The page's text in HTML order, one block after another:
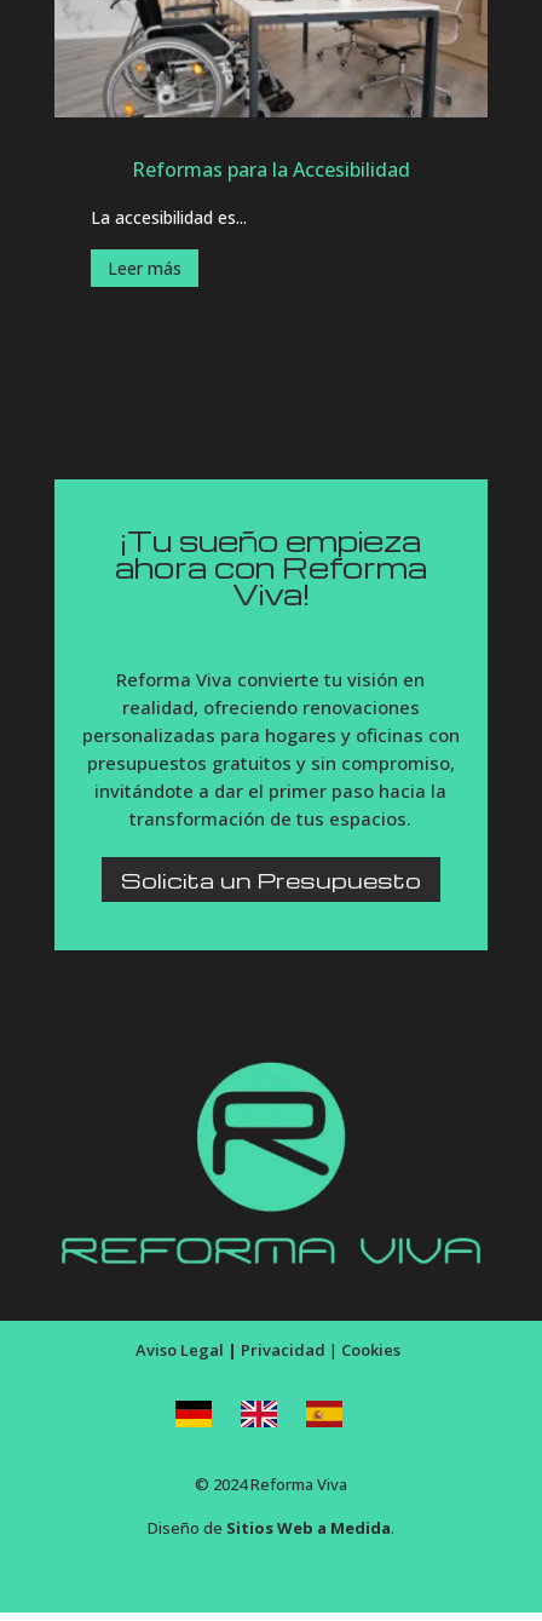
Reformas para la Accesibilidad
La accesibilidad es...
Leer más
¡Tu sueño empieza
ahora con Reforma
Viva!
Reforma Viva convierte tu visión en
realidad, ofreciendo renovaciones
personalizadas para hogares y oficinas con
presupuestos gratuitos y sin compromiso,
invitándote a dar el primer paso hacia la
transformación de tus espacios.
Solicita un Presupuesto
Aviso Legal | Privacidad | Cookies
© 2024 Reforma Viva
Diseño de Sitios Web a Medida.